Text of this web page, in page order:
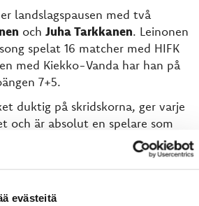
evästeitä
landslagspausen med två
och Juha Tarkkanen. Leinonen
spelat 16 matcher med HIFK
med Kiekko-Vanda har han på
7+5.
duktig på skridskorna, ger varje
och är absolut en spelare som
beskriver Valtonen den
och 70-kilo left-fattade yttern.
lag. I HIFK blev det på fyra